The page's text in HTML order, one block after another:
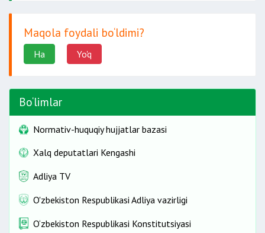
Maqola foydali bo‘ldimi?
Ha Yo'q
Bo‘limlar
Normativ-huquqiy hujjatlar bazasi
Xalq deputatlari Kengashi
Adliya TV
O'zbekiston Respublikasi Adliya vazirligi
O‘zbekiston Respublikasi Konstitutsiyasi